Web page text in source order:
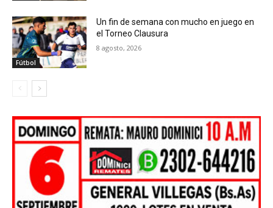
Fútbol
Un fin de semana con mucho en juego en
el Torneo Clausura
8 agosto, 2026